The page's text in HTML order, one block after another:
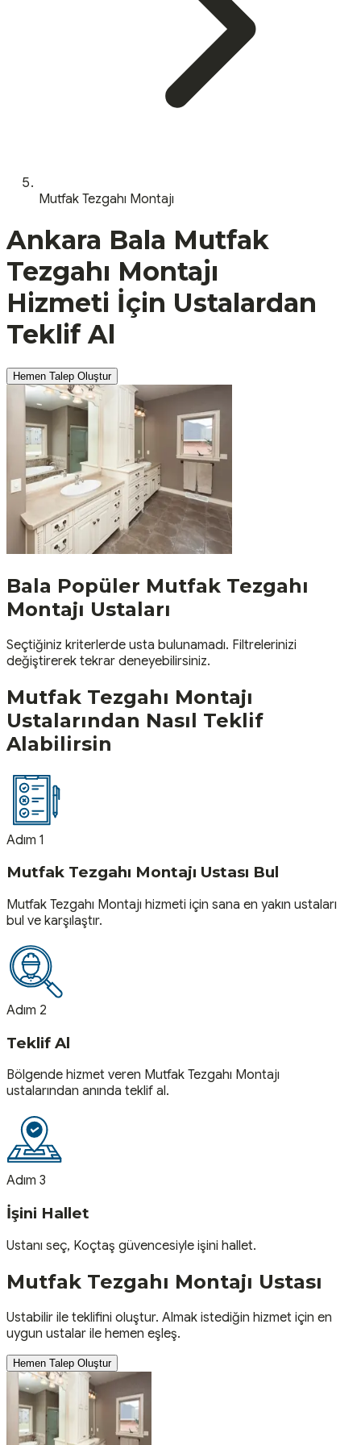
Mutfak Tezgahı Montajı
Ankara Bala Mutfak
Tezgahı Montajı
Hizmeti İçin Ustalardan
Teklif Al
Hemen Talep Oluştur
Bala Popüler Mutfak Tezgahı
Montajı Ustaları
Seçtiğiniz kriterlerde usta bulunamadı. Filtrelerinizi
değiştirerek tekrar deneyebilirsiniz.
Mutfak Tezgahı Montajı
Ustalarından Nasıl Teklif
Alabilirsin
Adım 1
Mutfak Tezgahı Montajı Ustası Bul
Mutfak Tezgahı Montajı hizmeti için sana en yakın ustaları
bul ve karşılaştır.
Adım 2
Teklif Al
Bölgende hizmet veren Mutfak Tezgahı Montajı
ustalarından anında teklif al.
Adım 3
İşini Hallet
Ustanı seç, Koçtaş güvencesiyle işini hallet.
Mutfak Tezgahı Montajı Ustası
Ustabilir ile teklifini oluştur. Almak istediğin hizmet için en
uygun ustalar ile hemen eşleş.
Hemen Talep Oluştur